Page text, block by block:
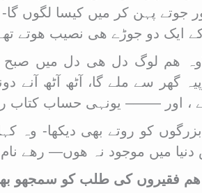
جوتے پہن کر میں کیسا لگوں
ایک دو جوڑے ھی نصیب ھوتے
علاوہ ھم لوگ دل ھی دل میں
گھر سے ملے گا، آٹھ آٹھ آنے
، اور ——– یونہی حساب کتاب
کو روتے بھی دیکھا- وہ
میں موجود نہ ھوں— رھے نام
ھم فقیروں کی طلب کو سمجھو